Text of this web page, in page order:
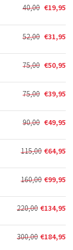
40,00
prijs
was:
€40,00.
€19,95
Huidige
prijs
is:
€19,95.
52,00
prijs
was:
€52,00.
€31,95
Huidige
prijs
is:
€31,95.
75,00
prijs
was:
€75,00.
€50,95
Huidige
prijs
is:
€50,95.
75,00
prijs
was:
€75,00.
€39,95
Huidige
prijs
is:
€39,95.
90,00
prijs
was:
€90,00.
€49,95
Huidige
prijs
is:
€49,95.
115,00
prijs
was:
€115,00.
€64,95
Huidige
prijs
is:
€64,95.
160,00
prijs
was:
€160,00.
€99,95
Huidige
prijs
is:
€99,95.
220,00
prijs
was:
€220,00.
€134,95
Huidige
prijs
is:
€134,95.
300,00 €184,95
Huidige